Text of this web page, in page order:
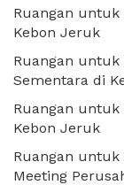
Ruangan untuk
Kebon Jeruk
Ruangan untuk
Sementara di
Ruangan untuk
Kebon Jeruk
Ruangan
Meeting